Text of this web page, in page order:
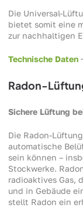
Die Universal-
bietet somit eine
zur nachhaltigen
Technische Daten
Radon-
Sichere Lüftung
Die Radon-
automatische
sein können –
Stockwerke.
radioaktives Gas,
und in Gebäude
stellt Radon ein